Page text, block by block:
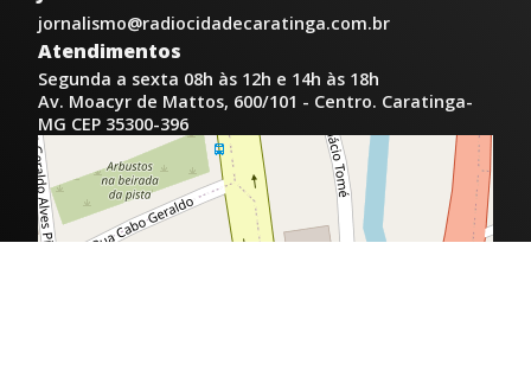
jornalismo@radiocidadecaratinga.com.br
Atendimentos
Segunda a sexta 08h às 12h e 14h às 18h
Av. Moacyr de Mattos, 600/101 - Centro. Caratinga-
MG CEP 35300-396